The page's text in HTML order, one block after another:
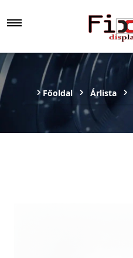
Főoldal Árlista